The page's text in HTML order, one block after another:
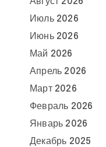
Июль 2026
Июнь 2026
Май 2026
Апрель 2026
Март 2026
Февраль 2026
Январь 2026
Декабрь 2025